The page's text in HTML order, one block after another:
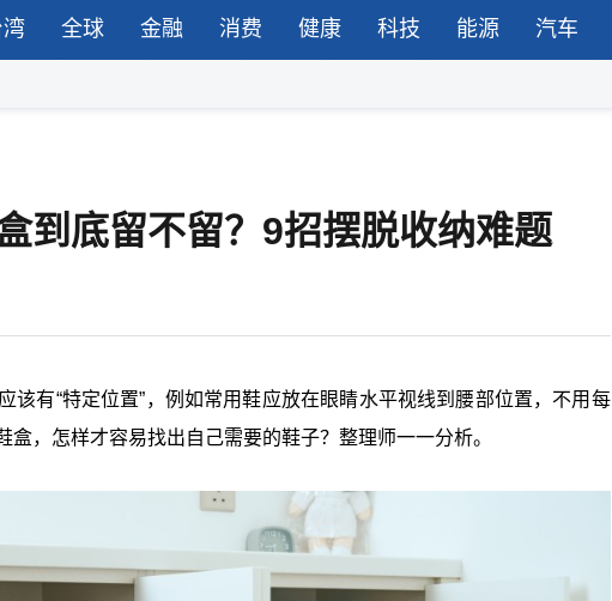
湾 全球 金融 消费 健康 科技 能源 汽车
到底留不留？9招摆脱收纳难题
有“特定位置”，例如常用鞋应放在眼睛水平视线到腰部位置，不用每
，怎样才容易找出自己需要的鞋子？整理师一一分析。